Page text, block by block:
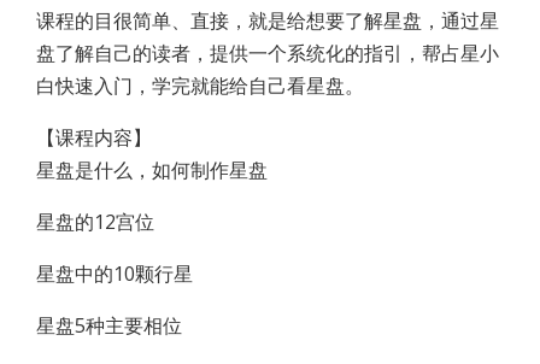
课程的目很简单、直接，就是给想要了解星盘，通过星
盘了解自己的读者，提供一个系统化的指引，帮占星小
白快速入门，学完就能给自己看星盘。
【课程内容】
星盘是什么，如何制作星盘
星盘的12宫位
星盘中的10颗行星
星盘5种主要相位